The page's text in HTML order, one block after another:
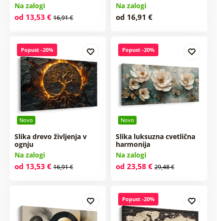
Na zalogi
od 13,53 € 16,91 €
Na zalogi
od 16,91 €
Novo
Popust -20%
Slika drevo življenja v
ognju
Na zalogi
od 13,53 € 16,91 €
Novo
Popust -20%
Slika luksuzna cvetlična
harmonija
Na zalogi
od 23,58 € 29,48 €
Popust -20%